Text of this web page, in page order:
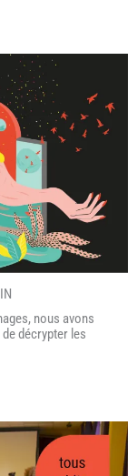
nous avons
décrypter les